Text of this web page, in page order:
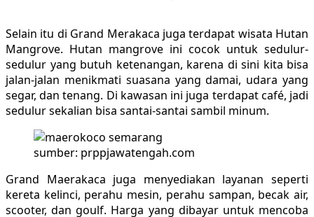
Selain itu di Grand Merakaca juga terdapat wisata Hutan
Mangrove. Hutan mangrove ini cocok untuk sedulur-
sedulur yang butuh ketenangan, karena di sini kita bisa
jalan-jalan menikmati suasana yang damai, udara yang
segar, dan tenang. Di kawasan ini juga terdapat café, jadi
sedulur sekalian bisa santai-santai sambil minum.
sumber: prppjawatengah.com
Grand Maerakaca juga menyediakan layanan seperti
kereta kelinci, perahu mesin, perahu sampan, becak air,
scooter, dan goulf. Harga yang dibayar untuk mencoba